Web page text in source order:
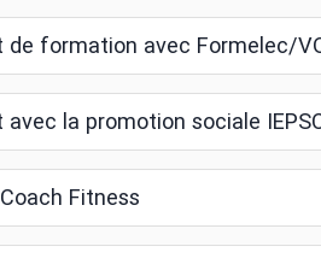
de formation avec Formelec/
la promotion sociale
Fitness